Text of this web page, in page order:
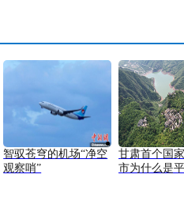
智驭苍穹的机场“净空
观察哨”
甘肃首个国
市为什么是